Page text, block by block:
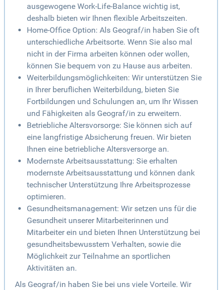
ausgewogene Work-Life-Balance wichtig ist,
deshalb bieten wir Ihnen flexible Arbeitszeiten.
Home-Office Option: Als Geograf/in haben Sie oft
unterschiedliche Arbeitsorte. Wenn Sie also mal
nicht in der Firma arbeiten können oder wollen,
können Sie bequem von zu Hause aus arbeiten.
Weiterbildungsmöglichkeiten: Wir unterstützen Sie
in Ihrer beruflichen Weiterbildung, bieten Sie
Fortbildungen und Schulungen an, um Ihr Wissen
und Fähigkeiten als Geograf/in zu erweitern.
Betriebliche Altersvorsorge: Sie können sich auf
eine langfristige Absicherung freuen. Wir bieten
Ihnen eine betriebliche Altersversorge an.
Modernste Arbeitsausstattung: Sie erhalten
modernste Arbeitsausstattung und können dank
technischer Unterstützung Ihre Arbeitsprozesse
optimieren.
Gesundheitsmanagement: Wir setzen uns für die
Gesundheit unserer Mitarbeiterinnen und
Mitarbeiter ein und bieten Ihnen Unterstützung bei
gesundheitsbewusstem Verhalten, sowie die
Möglichkeit zur Teilnahme an sportlichen
Aktivitäten an.
Als Geograf/in haben Sie bei uns viele Vorteile. Wir